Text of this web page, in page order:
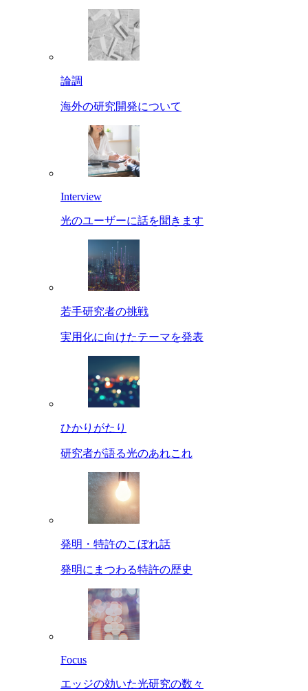
論調
海外の研究開発について
Interview
光のユーザーに話を聞きます
若手研究者の挑戦
実用化に向けたテーマを発表
ひかりがたり
研究者が語る光のあれこれ
発明・特許のこぼれ話
発明にまつわる特許の歴史
Focus
エッジの効いた光研究の数々